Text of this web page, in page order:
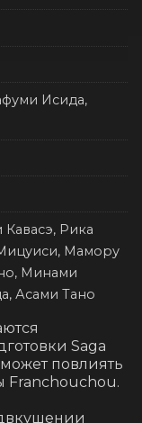
Исида,
Рика
Мамору
Минами
Асами Тано
Saga
повлиять
Franchouchou.